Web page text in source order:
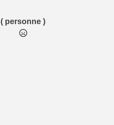
( personne )